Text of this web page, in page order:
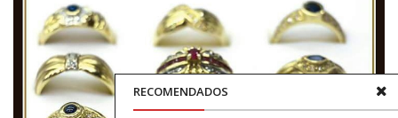
RECOMENDADOS